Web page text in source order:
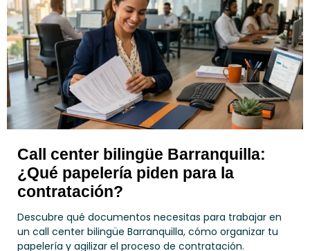
Call center bilingüe Barranquilla:
¿Qué papelería piden para la
contratación?
Descubre qué documentos necesitas para trabajar en
un call center bilingüe Barranquilla, cómo organizar tu
papelería y agilizar el proceso de contratación.